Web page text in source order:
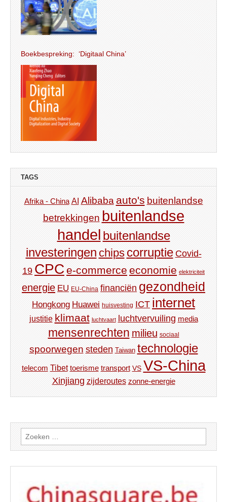
Boekbespreking: ‘Digitaal China’
TAGS
Afrika - China AI Alibaba auto's buitenlandse
betrekkingen buitenlandse
handel buitenlandse
investeringen chips corruptie Covid-
19 CPC e-commerce economie elektriciteit
energie EU EU-China financiën gezondheid
Hongkong Huawei huisvesting ICT internet
justitie klimaat luchtvaart luchtvervuiling media
mensenrechten milieu sociaal
spoorwegen steden Taiwan technologie
telecom Tibet toerisme transport VS VS-China
Xinjiang zijderoutes zonne-energie
Zoeken
naar: